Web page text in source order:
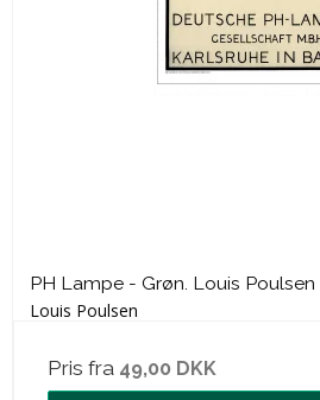
PH Lampe - Grøn. Louis Poulsen
Louis Poulsen
Pris fra 49,00 DKK